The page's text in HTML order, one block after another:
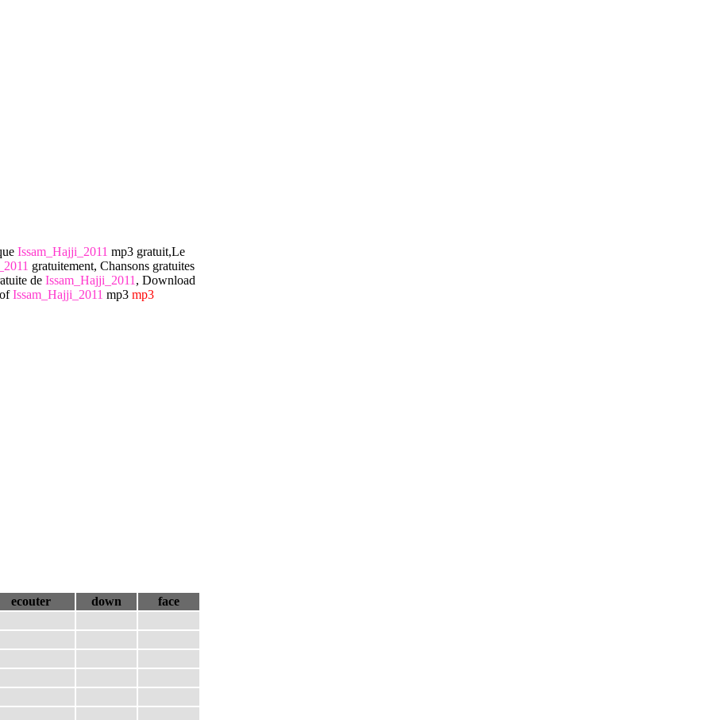
Issam_Hajji_2011 mp3 gratuit,Le
gratuitement, Chansons gratuites
de Issam_Hajji_2011 , Download
Issam_Hajji_2011 mp3 mp3
ecouter down
face